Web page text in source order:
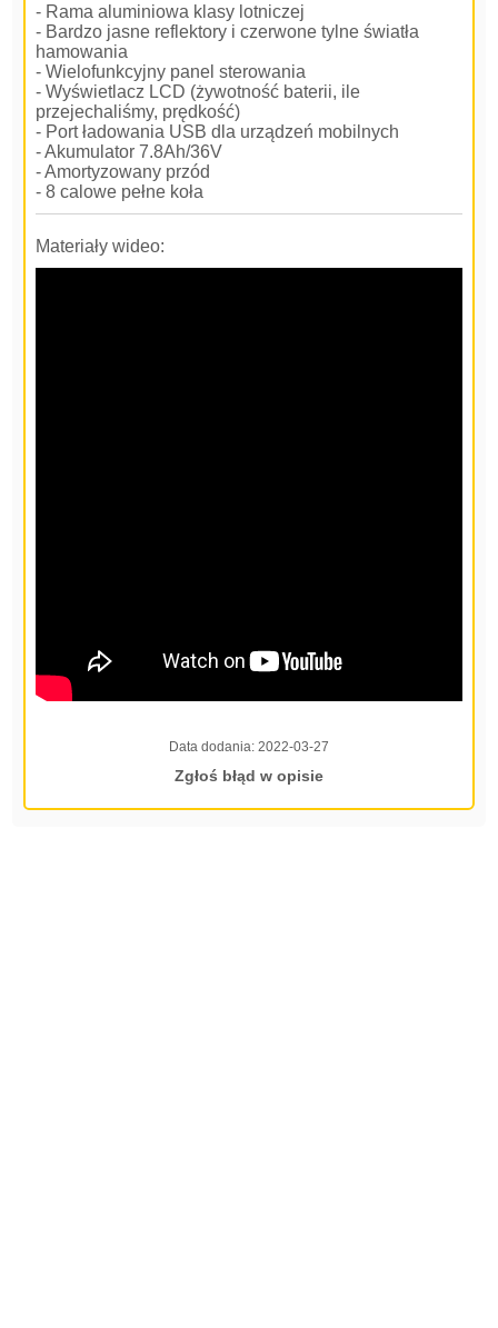
- Rama aluminiowa klasy lotniczej
- Bardzo jasne reflektory i czerwone tylne światła
hamowania
- Wielofunkcyjny panel sterowania
- Wyświetlacz LCD (żywotność baterii, ile
przejechaliśmy, prędkość)
- Port ładowania USB dla urządzeń mobilnych
- Akumulator 7.8Ah/36V
- Amortyzowany przód
- 8 calowe pełne koła
Materiały wideo:
Data dodania: 2022-03-27
Zgłoś błąd w opisie